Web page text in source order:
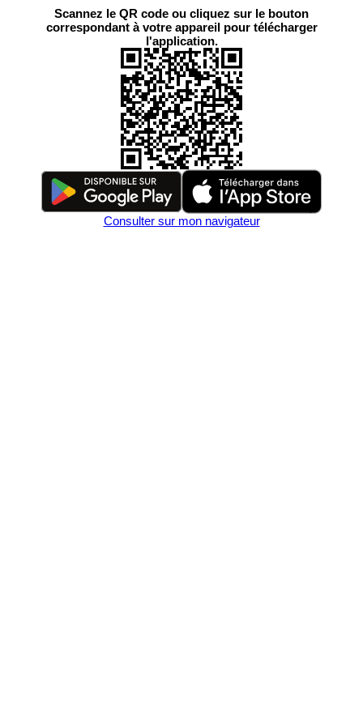
Scannez le QR code ou cliquez sur le bouton
correspondant à votre appareil pour télécharger
l'application.
Consulter sur mon navigateur